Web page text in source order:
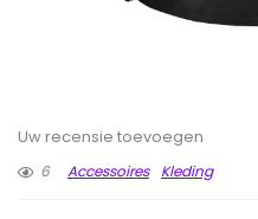
Uw recensie toevoegen
6
Accessoires Kleding